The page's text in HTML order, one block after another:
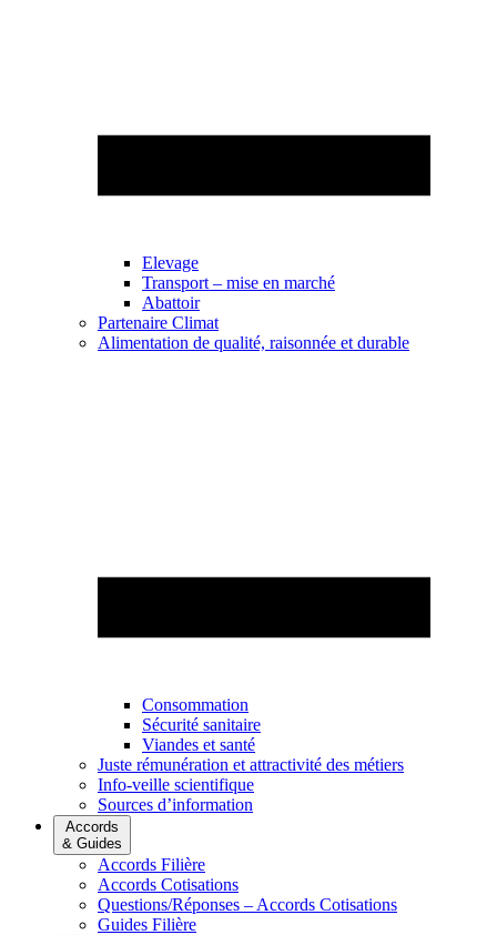
Elevage
Transport – mise en marché
Abattoir
Partenaire Climat
Alimentation de qualité, raisonnée et durable
Consommation
Sécurité sanitaire
Viandes et santé
Juste rémunération et attractivité des métiers
Info-veille scientifique
Sources d’information
Accords
& Guides
Accords Filière
Accords Cotisations
Questions/Réponses – Accords Cotisations
Guides Filière